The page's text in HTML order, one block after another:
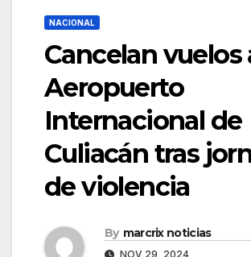
NACIONAL
Cancelan vuelos
Aeropuerto
Internacional de
Culiacán tras
de violencia
By marcrix noticias
NOV 29, 2024